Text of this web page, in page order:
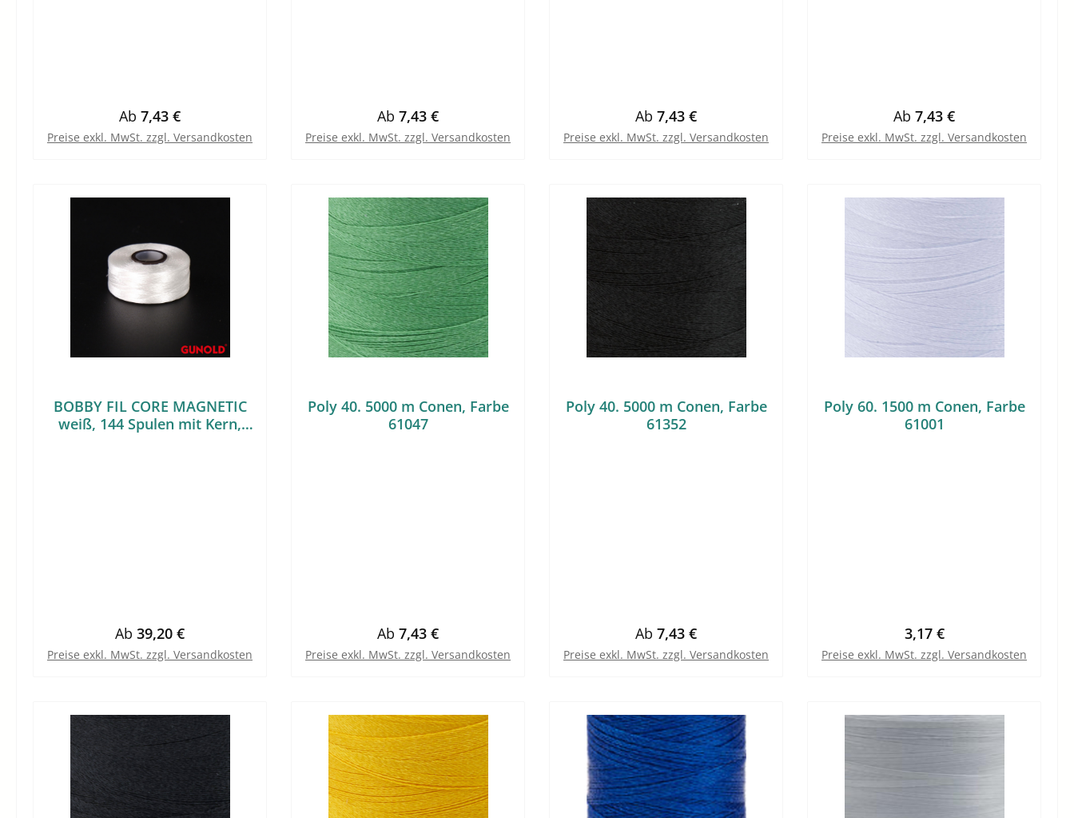
Regulärer Preis:
Ab 7,43 €
Preise exkl. MwSt. zzgl. Versandkosten
Regulärer Preis:
Ab 7,43 €
Preise exkl. MwSt. zzgl. Versandkosten
Regulärer Preis:
Ab 7,43 €
Preise exkl. MwSt. zzgl. Versandkosten
Regulärer Preis:
Ab 7,43 €
Preise exkl. MwSt. zzgl. Versandkosten
BOBBY FIL CORE MAGNETIC
weiß, 144 Spulen mit Kern,
Regulärer Preis:
Ab 39,20 €
Preise exkl. MwSt. zzgl. Versandkosten
Poly 40. 5000 m Conen, Farbe
61047
Regulärer Preis:
Ab 7,43 €
Preise exkl. MwSt. zzgl. Versandkosten
Poly 40. 5000 m Conen, Farbe
61352
Regulärer Preis:
Ab 7,43 €
Preise exkl. MwSt. zzgl. Versandkosten
Poly 60. 1500 m Conen, Farbe
61001
Regulärer Preis:
3,17 €
Preise exkl. MwSt. zzgl. Versandkosten